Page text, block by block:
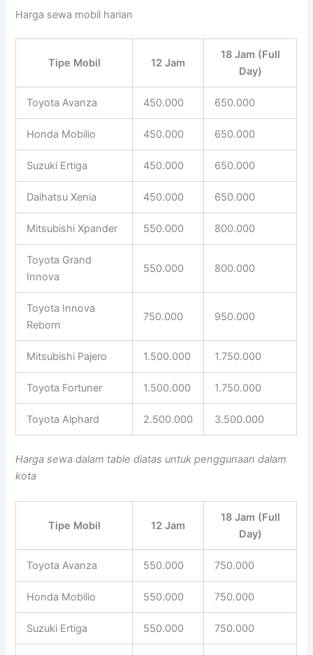
Harga sewa mobil harian
Tipe Mobil 12 Jam
18 Jam (Full
Day)
Toyota Avanza 450.000 650.000
Honda Mobilio 450.000 650.000
Suzuki Ertiga 450.000 650.000
Daihatsu Xenia 450.000 650.000
Mitsubishi Xpander 550.000 800.000
Toyota Grand
Innova
550.000 800.000
Toyota Innova
Reborn
750.000 950.000
Mitsubishi Pajero 1.500.000 1.750.000
Toyota Fortuner 1.500.000 1.750.000
Toyota Alphard 2.500.000 3.500.000
Harga sewa dalam table diatas untuk penggunaan dalam
kota
Tipe Mobil 12 Jam
18 Jam (Full
Day)
Toyota Avanza 550.000 750.000
Honda Mobilio 550.000 750.000
Suzuki Ertiga 550.000 750.000